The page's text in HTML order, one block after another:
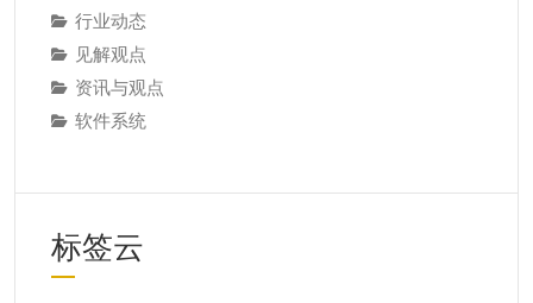
行业动态
见解观点
资讯与观点
软件系统
标签云